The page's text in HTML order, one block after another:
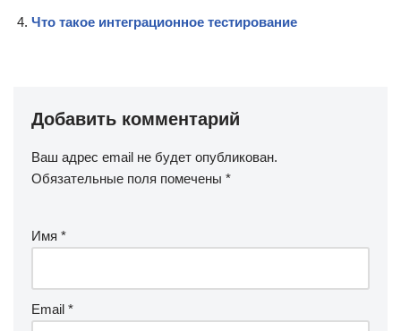
Что такое интеграционное тестирование
Добавить комментарий
Ваш адрес email не будет опубликован.
Обязательные поля помечены *
Имя *
Email *